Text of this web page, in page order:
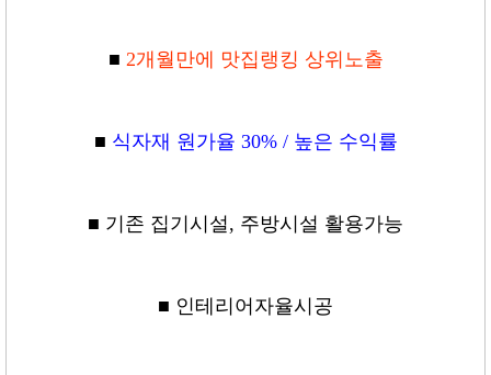
■ 2개월만에 맛집랭킹 상위노출
■ 식자재 원가율 30% / 높은 수익률
■ 기존 집기시설, 주방시설 활용가능
■ 인테리어자율시공